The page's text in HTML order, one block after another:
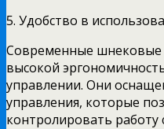
5. Удобство в
Современные шнековые
высокой
управлении. Они
управления, которые
контролировать работу